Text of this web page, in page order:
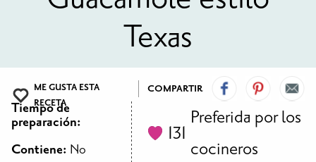
PARA LA MUJER
PARA EL BEBÉ
PARA LOS NIÑOS
CLASES
NIÑOS
Texas
ME GUSTA ESTA
RECETA
COMPARTIR
Tiempo de
preparación:
Contiene: No
131
Preferida por los
cocineros